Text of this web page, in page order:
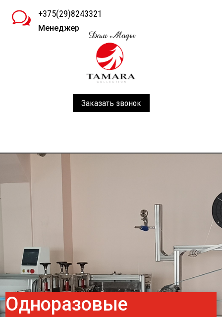
w +375(29)8243321
Менеджер
Заказать звонок
Одноразовые